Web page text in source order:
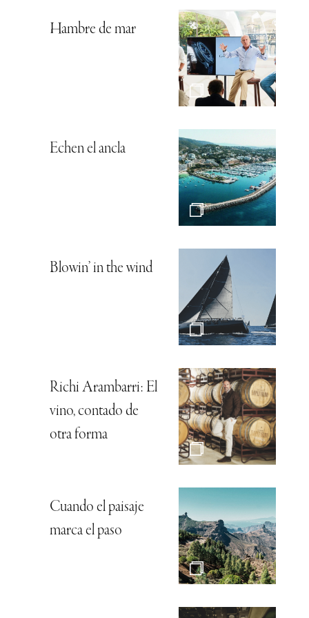
Hambre de mar
Echen el ancla
Blowin’ in the wind
Richi Arambarri: El
vino, contado de
otra forma
Cuando el paisaje
marca el paso